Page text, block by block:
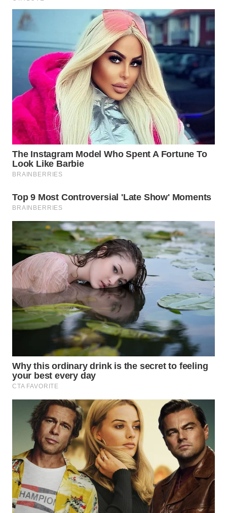
WN
MALUT
DAIRI
WN
DANAU
TOBA
WN
WN
WN
TAPANULI
SELATAN
WN
TANJUNG
LESUNG
WN
KARO
SIMALUNGUN
WN
WN
TAPANULI
TENGAH
WN DELI
SERDANG
WN